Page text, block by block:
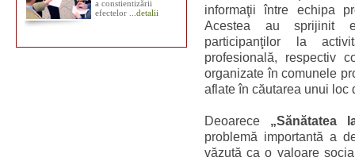
a constientizării
efectelor
...detalii
informaţii între echipa
Acestea au sprijinit
participanţilor la
profesională, respectiv
organizate în comunele
aflate în căutarea unui loc
Deoarece „Sănătatea
problemă importantă a
văzută ca o valoare